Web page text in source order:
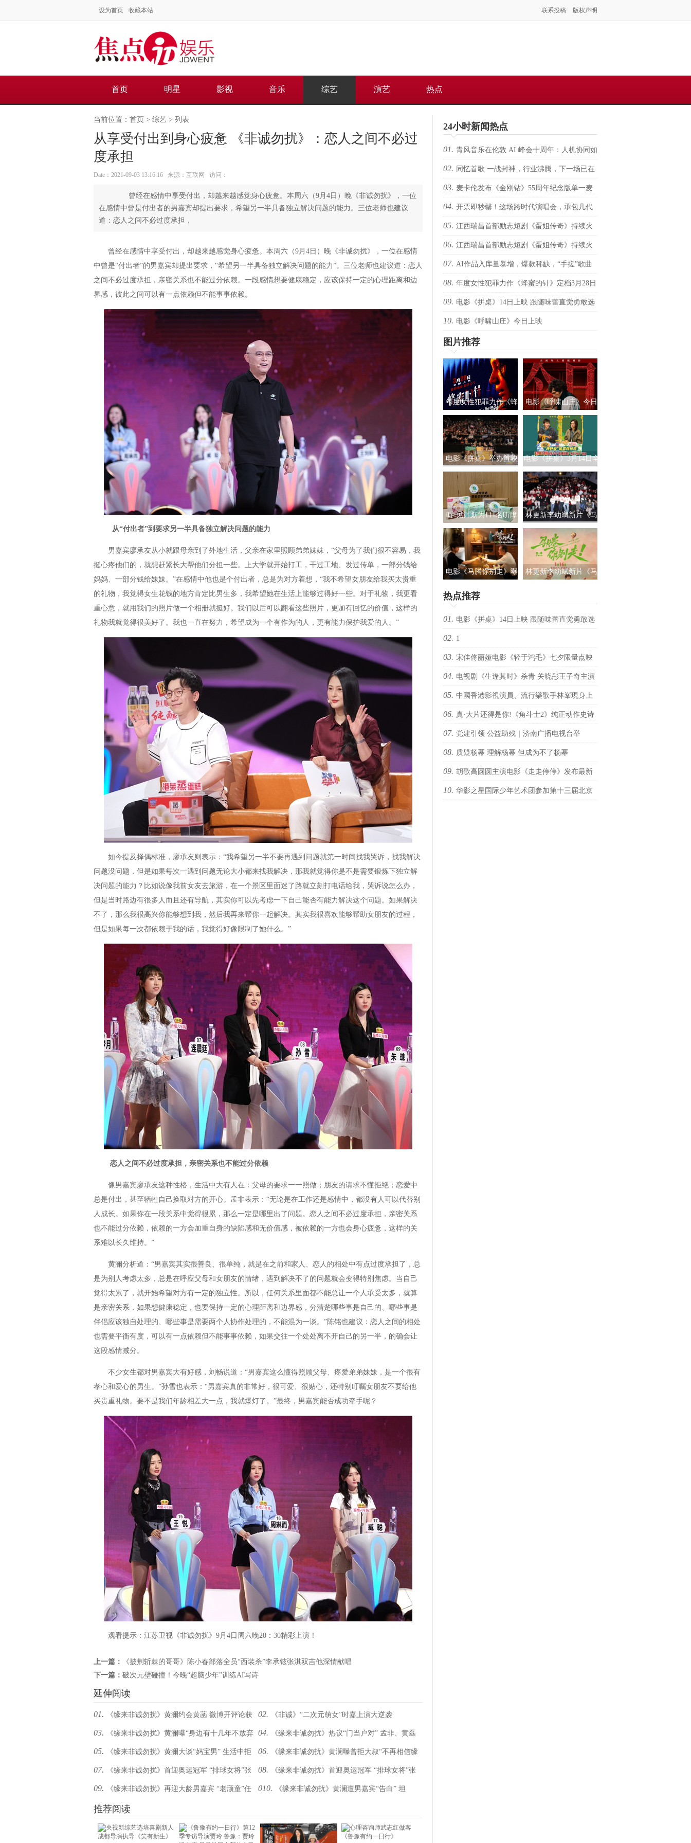
设为首页 收藏本站 联系投稿 版权声明
首页 明星 影视 音乐 综艺 演艺 热点
当前位置： 首页 > 综艺 > 列表
从享受付出到身心疲惫 《非诚勿扰》：恋人之间不必过
度承担
Date：2021-09-03 13:16:16 来源：互联网 访问：
曾经在感情中享受付出，却越来越感觉身心疲惫。本周六（9月4日）晚《非诚勿扰》，一位
在感情中曾是付出者的男嘉宾却提出要求，希望另一半具备独立解决问题的能力。三位老师也建议
道：恋人之间不必过度承担，
曾经在感情中享受付出，却越来越感觉身心疲惫。本周六（9月4日）晚《非诚勿扰》，一位在感情
中曾是“付出者”的男嘉宾却提出要求，“希望另一半具备独立解决问题的能力”。三位老师也建议道：恋人
之间不必过度承担，亲密关系也不能过分依赖。一段感情想要健康稳定，应该保持一定的心理距离和边
界感，彼此之间可以有一点依赖但不能事事依赖。
从“付出者”到要求另一半具备独立解决问题的能力
男嘉宾廖承友从小就跟母亲到了外地生活，父亲在家里照顾弟弟妹妹，“父母为了我们很不容易，我
挺心疼他们的，就想赶紧长大帮他们分担一些。上大学就开始打工，干过工地、发过传单，一部分钱给
妈妈、一部分钱给妹妹。”在感情中他也是个付出者，总是为对方着想，“我不希望女朋友给我买太贵重
的礼物，我觉得女生花钱的地方肯定比男生多，我希望她在生活上能够过得好一些。对于礼物，我更看
重心意，就用我们的照片做一个相册就挺好。我们以后可以翻看这些照片，更加有回忆的价值，这样的
礼物我就觉得很美好了。我也一直在努力，希望成为一个有作为的人，更有能力保护我爱的人。”
如今提及择偶标准，廖承友则表示：“我希望另一半不要再遇到问题就第一时间找我哭诉，找我解决
问题没问题，但是如果每次一遇到问题无论大小都来找我解决，那我就觉得你是不是需要锻炼下独立解
决问题的能力？比如说像我前女友去旅游，在一个景区里面迷了路就立刻打电话给我，哭诉说怎么办，
但是当时路边有很多人而且还有导航，其实你可以先考虑一下自己能否有能力解决这个问题。如果解决
不了，那么我很高兴你能够想到我，然后我再来帮你一起解决。其实我很喜欢能够帮助女朋友的过程，
但是如果每一次都依赖于我的话，我觉得好像限制了她什么。”
恋人之间不必过度承担，亲密关系也不能过分依赖
像男嘉宾廖承友这种性格，生活中大有人在：父母的要求一一照做；朋友的请求不懂拒绝；恋爱中
总是付出，甚至牺牲自己换取对方的开心。孟非表示：“无论是在工作还是感情中，都没有人可以代替别
人成长。如果你在一段关系中觉得很累，那么一定是哪里出了问题。恋人之间不必过度承担，亲密关系
也不能过分依赖，依赖的一方会加重自身的缺陷感和无价值感，被依赖的一方也会身心疲惫，这样的关
系难以长久维持。”
黄澜分析道：“男嘉宾其实很善良、很单纯，就是在之前和家人、恋人的相处中有点过度承担了，总
是为别人考虑太多，总是在呼应父母和女朋友的情绪，遇到解决不了的问题就会变得特别焦虑。当自己
觉得太累了，就开始希望对方有一定的独立性。所以，任何关系里面都不能总让一个人承受太多，就算
是亲密关系，如果想健康稳定，也要保持一定的心理距离和边界感，分清楚哪些事是自己的、哪些事是
伴侣应该独自处理的、哪些事是需要两个人协作处理的，不能混为一谈。”陈铭也建议：恋人之间的相处
也需要平衡有度，可以有一点依赖但不能事事依赖，如果交往一个处处离不开自己的另一半，的确会让
这段感情减分。
不少女生都对男嘉宾大有好感，刘畅说道：“男嘉宾这么懂得照顾父母、疼爱弟弟妹妹，是一个很有
孝心和爱心的男生。”孙雪也表示：“男嘉宾真的非常好，很可爱、很贴心，还特别叮嘱女朋友不要给他
买贵重礼物。要不是我们年龄相差大一点，我就爆灯了。”最终，男嘉宾能否成功牵手呢？
观看提示：江苏卫视《非诚勿扰》9月4日周六晚20：30精彩上演！
上一篇：
《披荆斩棘的哥哥》陈小春部落全员“西装杀”李承铉张淇双吉他深情献唱
下一篇： 破次元壁碰撞！今晚“超脑少年”训练AI写诗
延伸阅读
01. 《缘来非诚勿扰》黄澜约会黄菡 微博开评论获
观众集体“告白”
02. 《非诚》“二次元萌女”时嘉上演大逆袭
03. 《缘来非诚勿扰》黄澜曝“身边有十几年不放弃
的追求者”
04. 《缘来非诚勿扰》热议“门当户对” 孟非、黄磊
首度对辩
05. 《缘来非诚勿扰》黄澜大谈“妈宝男” 生活中拒
绝“套路”
06. 《缘来非诚勿扰》黄澜曝曾拒大叔“不再相信缘
分” 谈儿女母爱爆棚
07. 《缘来非诚勿扰》首迎奥运冠军 “排球女将”张
萍：“缘分需要等，更需要去创造！”
08. 《缘来非诚勿扰》首迎奥运冠军 “排球女将”张
萍：“缘分需要等，更需要去创造！”
09. 《缘来非诚勿扰》再迎大龄男嘉宾 “老顽童”任
性相亲引热议
010. 《缘来非诚勿扰》黄澜遭男嘉宾“告白” 坦
推荐阅读
24小时新闻热点
01. 青风音乐在伦敦 AI 峰会十周年：人机协同如
何重塑虚拟音乐 IP 全球化路径？
02. 同忆首歌 一战封神，行业沸腾，下一场已在
路上
03. 麦卡伦发布《金刚钻》55周年纪念版单一麦
芽苏格兰威士忌 致敬007银幕传奇，续写匠心与
电影的交融
04. 开票即秒罄！这场跨时代演唱会，承包几代
人的回忆
05. 江西瑞昌首部励志短剧《蛋姐传奇》持续火
爆！双平台数据刷新纪录，见证本土力量
06. 江西瑞昌首部励志短剧《蛋姐传奇》持续火
爆！双平台数据刷新纪录，见证本土力量
07. AI作品入库量暴增，爆款稀缺，“手搓”歌曲
还有优势吗？青风音乐 SXSW 圆桌实录
08. 年度女性犯罪力作《蜂蜜的针》定档3月28日
绝版影后阵容癫
09. 电影《拼桌》14日上映 跟随味蕾直觉勇敢选
择心之所向
10. 电影《呼啸山庄》今日上映
图片推荐
年度女性犯罪力作《蜂
蜜的针》定档3月28日
绝版影后阵容癫
电影《呼啸山庄》今日
上映
电影《拼桌》举办首映
礼及路演 白色情人节相
约搭子稳稳幸福
电影《拼桌》3月14日全
国上映 饭张力拉满独属
于老吃家的烟火浪漫
听·见计划为111名听障
儿童送上新年声音礼
包：让每一次表达都有
回响
林更新李幼斌新片《马
腾你别走》首映礼 笑泪
齐飞获全龄段共鸣好评
电影《马腾你别走》曝
新李幼斌组团勇闯人
生“新地图”
林更新李幼斌新片《马
热点推荐
01. 电影《拼桌》14日上映 跟随味蕾直觉勇敢选
择心之所向
02. 1
03. 宋佳佟丽娅电影《轻于鸿毛》七夕限量点映
04. 电视剧《生逢其时》杀青 关晓彤王子奇主演
05. 中國香港影視演員、流行樂歌手林峯現身上
海ifc商場 點亮「繽紛歐普藝術樂園」開幕儀式
06. 真·大片还得是你!《角斗士2》纯正动作史诗
style席卷大银幕
07. 党建引领 公益助残｜济南广播电视台举
办“聚光”公益观影活动
08. 质疑杨幂 理解杨幂 但成为不了杨幂
09. 胡歌高圆圆主演电影《走走停停》发布最新
预告 狂野一家上演劲爆日常
10. 华影之星国际少年艺术团参加第十三届北京